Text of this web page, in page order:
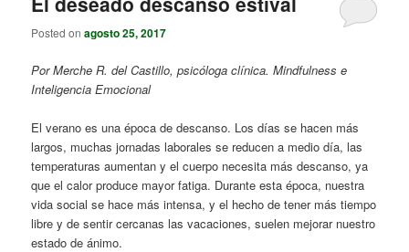
Posted onagosto 25, 2017
Por Merche R. del Castillo, psicóloga clínica. Mindfulness e
Inteligencia Emocional
El verano es una época de descanso. Los días se hacen más
largos, muchas jornadas laborales se reducen a medio día, las
temperaturas aumentan y el cuerpo necesita más descanso, ya
que el calor produce mayor fatiga. Durante esta época, nuestra
vida social se hace más intensa, y el hecho de tener más tiempo
libre y de sentir cercanas las vacaciones, suelen mejorar nuestro
estado de ánimo.